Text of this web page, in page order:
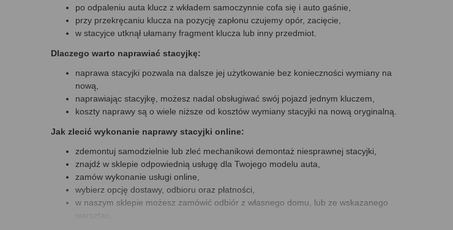
po odpaleniu auta klucz z wkładem samoczynnie cofa się i auto gaśnie,
przy przekręcaniu klucza na pozycję zapłonu czujemy opór, zacięcie,
w stacyjce utknął ułamany fragment klucza lub inny przedmiot.
Dlaczego warto naprawiać stacyjkę:
naprawa stacyjki pozwala na dalsze jej użytkowanie bez konieczności wymiany na
nową,
naprawiając stacyjkę, możesz nadal obsługiwać swój pojazd jednym kluczem,
koszty naprawy są o wiele niższe od kosztów wymiany stacyjki na nową oryginalną.
Jak zlecić wykonanie naprawy stacyjki online:
zdemontuj samodzielnie lub zleć mechanikowi demontaż niesprawnej stacyjki,
znajdź w sklepie odpowiednią usługę dla Twojego modelu auta,
zamów wykonanie usługi online,
wybierz opcję dostawy, odbioru oraz płatności,
w naszym sklepie możesz zamówić odbiór z własnego domu, lub ze wskazanego
warsztau,